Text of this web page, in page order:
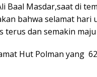
Baal Masdar,saat di
bahwa selamat
terus dan semakin maju
Hut Polman yang